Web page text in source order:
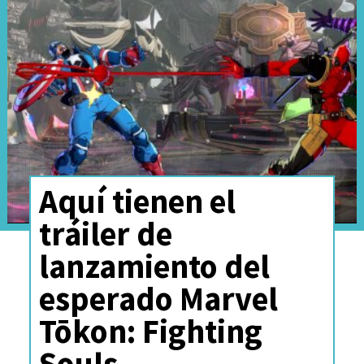
logo! Check out the
characters! #SDCC2024
#MarvelRivals
pic.twitter.com/3pI0QCSmWH
— Danny Koo - 黑帮火锅 - at SDCC (@zingodude)July
25, 2024
All-new Marvel logo for
#SDCC, featuring
#DeadpoolAndWolverine
+#XMen97.
Aquí tienen el
tráiler de
lanzamiento del
esperado Marvel
Tōkon: Fighting